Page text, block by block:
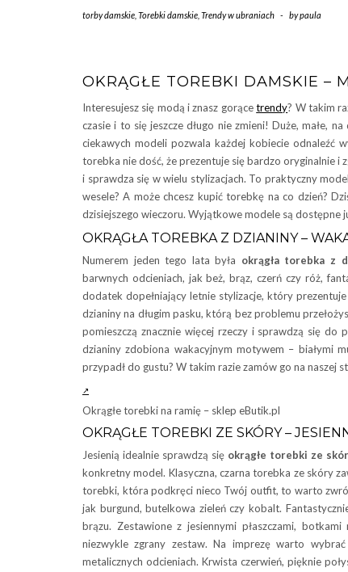
torby damskie Torebki damskie Trendy w ubraniach - bypaula
OKRĄGŁE TOREBKI DAMSKIE –
Interesujesz się modą i znasz gorącetrendy? W takim
czasie i to się jeszcze długo nie zmieni! Duże, małe,
ciekawych modeli pozwala każdej kobiecie odnaleźć
torebka nie dość, że prezentuje się bardzo oryginalnie
i sprawdza się w wielu stylizacjach. To praktyczny
wesele? A może chcesz kupić torebkę na co dzień?
dzisiejszego wieczoru. Wyjątkowe modele są dostępne
OKRĄGŁA TOREBKA Z DZIANINY –
Numerem jeden tego lata była okrągła torebka z
barwnych odcieniach, jak beż, brąz, czerń czy róż,
dodatek dopełniający letnie stylizacje, który
dzianiny na długim pasku, którą bez problemu
pomieszczą znacznie więcej rzeczy i sprawdzą się do
dzianiny zdobiona wakacyjnym motywem – białymi
przypadł do gustu? W takim razie zamów go na naszej
Okrągłe torebki na ramię – sklep eButik.pl
OKRĄGŁE TOREBKI ZE SKÓRY –
Jesienią idealnie sprawdzą się okrągłe torebki ze
konkretny model. Klasyczna, czarna torebka ze skóry
torebki, która podkręci nieco Twój outfit, to warto
jak burgund, butelkowa zieleń czy kobalt.
brązu. Zestawione z jesiennymi płaszczami,
niezwykle zgrany zestaw. Na imprezę warto
metalicznych odcieniach. Krwista czerwień, pięknie